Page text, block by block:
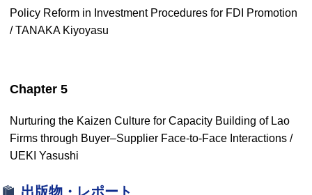
Policy Reform in Investment Procedures for FDI Promotion
/ TANAKA Kiyoyasu
Chapter 5
Nurturing the Kaizen Culture for Capacity Building of Lao
Firms through Buyer–Supplier Face-to-Face Interactions /
UEKI Yasushi
出版物・レポート